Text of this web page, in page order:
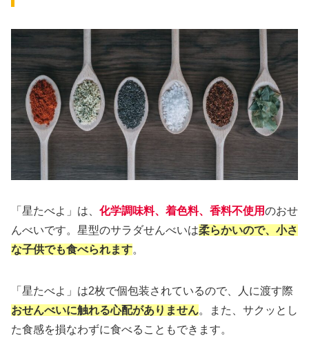
「星たべよ」は、 化学調味料、着色料、香料不使用のおせ
んべいです。星型のサラダせんべいは柔らかいので、小さ
な子供でも食べられます。
「星たべよ」は2枚で個包装されているので、人に渡す際
おせんべいに触れる心配がありません。また、サクッとし
た食感を損なわずに食べることもできます。